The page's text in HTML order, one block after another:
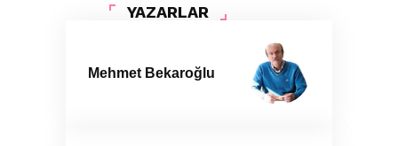
YAZARLAR
Mehmet Bekaroğlu